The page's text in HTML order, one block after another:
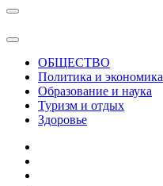
ОБЩЕСТВО
Политика и экономика
Образование и наука
Туризм и отдых
Здоровье